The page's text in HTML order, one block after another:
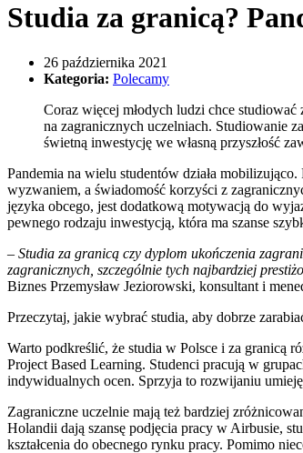
Studia za granicą?
26 października 2021
Kategoria: Polecamy
Coraz więcej młodych ludzi chce
na zagranicznych uczelniach. Studiowanie
świetną inwestycję we własną przyszłość
Pandemia na wielu studentów działa
wyzwaniem, a świadomość korzyści z
języka obcego, jest dodatkową motywacją do
pewnego rodzaju inwestycją, która ma szanse
– Studia za granicą czy dyplom ukończenia
zagranicznych, szczególnie tych najbardziej
Biznes Przemysław Jeziorowski, konsultant i
Przeczytaj, jakie wybrać studia, aby dobrze
Warto podkreślić, że studia w Polsce i za granicą
Project Based Learning. Studenci pracują w
indywidualnych ocen. Sprzyja to rozwijaniu
Zagraniczne uczelnie mają też bardziej
Holandii dają szansę podjęcia pracy w Airbusie,
kształcenia do obecnego rynku pracy. Pomimo